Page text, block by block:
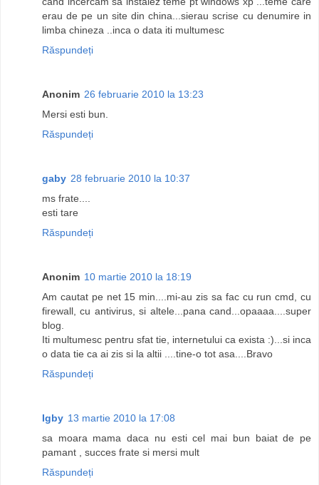
erau de pe un site din china...sierau scrise cu denumire in
limba chineza ..inca o data iti multumesc
Răspundeți
Anonim 26 februarie 2010 la 13:23
Mersi esti bun.
Răspundeți
gaby 28 februarie 2010 la 10:37
ms frate....
esti tare
Răspundeți
Anonim 10 martie 2010 la 18:19
Am cautat pe net 15 min....mi-au zis sa fac cu run cmd, cu
firewall, cu antivirus, si altele...pana cand...opaaaa....super
blog.
Iti multumesc pentru sfat tie, internetului ca exista :)...si inca
o data tie ca ai zis si la altii ....tine-o tot asa....Bravo
Răspundeți
Igby 13 martie 2010 la 17:08
sa moara mama daca nu esti cel mai bun baiat de pe
pamant , succes frate si mersi mult
Răspundeți